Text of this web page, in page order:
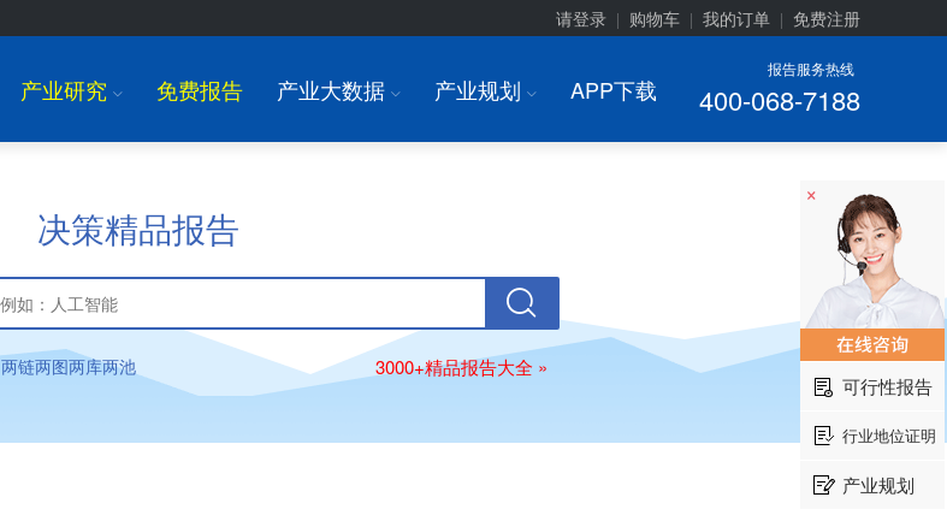
请登录 购物车 我的订单 免费注册
报告服务热线
400-068-7188
产业研究 I 免费报告 产业大数据 I 产业规划 I APP下载
决策精品报告
两链两图两库两池 3000+精品报告大全 »
×
可行性报告
行业地位证明
产业规划